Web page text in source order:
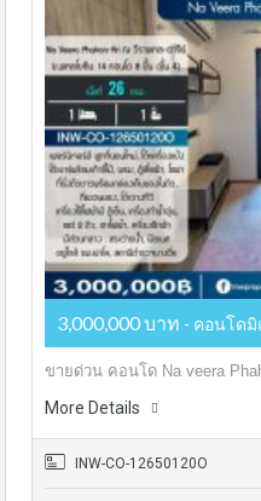
3,000,000 บาท - คอนโดมิ
ขายด่วน คอนโด Na veera
More Details
INW-CO-12650120O